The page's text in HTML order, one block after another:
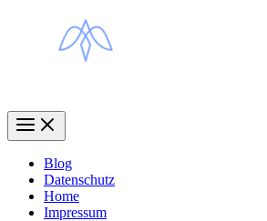
Blog
Datenschutz
Home
Impressum